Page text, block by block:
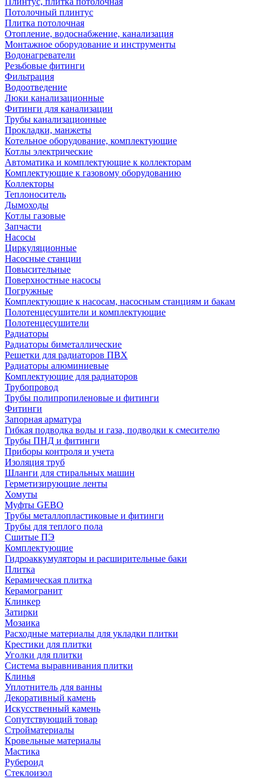
Потолочный плинтус
Плитка потолочная
Отопление, водоснабжение, канализация
Монтажное оборудование и инструменты
Водонагреватели
Резьбовые фитинги
Фильтрация
Водоотведение
Люки канализационные
Фитинги для канализации
Трубы канализационные
Прокладки, манжеты
Котельное оборудование, комплектующие
Котлы электрические
Автоматика и комплектующие к коллекторам
Комплектующие к газовому оборудованию
Коллекторы
Теплоноситель
Дымоходы
Котлы газовые
Запчасти
Насосы
Циркуляционные
Насосные станции
Повысительные
Поверхностные насосы
Погружные
Комплектующие к насосам, насосным станциям и бакам
Полотенцесушители и комплектующие
Полотенцесушители
Радиаторы
Радиаторы биметаллические
Решетки для радиаторов ПВХ
Радиаторы алюминиевые
Комплектующие для радиаторов
Трубопровод
Трубы полипропиленовые и фитинги
Фитинги
Запорная арматура
Гибкая подводка воды и газа, подводки к смесителю
Трубы ПНД и фитинги
Приборы контроля и учета
Изоляция труб
Шланги для стиральных машин
Герметизирующие ленты
Хомуты
Муфты GEBO
Трубы металлопластиковые и фитинги
Трубы для теплого пола
Сшитые ПЭ
Комплектующие
Гидроаккумуляторы и расширительные баки
Плитка
Керамическая плитка
Керамогранит
Клинкер
Затирки
Мозаика
Расходные материалы для укладки плитки
Крестики для плитки
Уголки для плитки
Система выравнивания плитки
Клинья
Уплотнитель для ванны
Декоративный камень
Искусственный камень
Сопутствующий товар
Стройматериалы
Кровельные материалы
Мастика
Рубероид
Стеклоизол